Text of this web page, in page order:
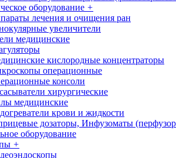
оборудование +
лечения и очищения ран
увеличители
медицинские
кислородные концентраторы
операционные
консоли
хирургические
медицинские
крови и жидкости
дозаторы, Инфузоматы
оборудование
+